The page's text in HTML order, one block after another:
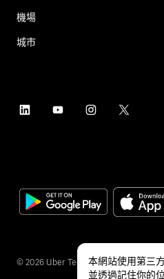
機場
城市
© 2026 Uber Technologies Inc.
本網站使用第三
並透過記住你的